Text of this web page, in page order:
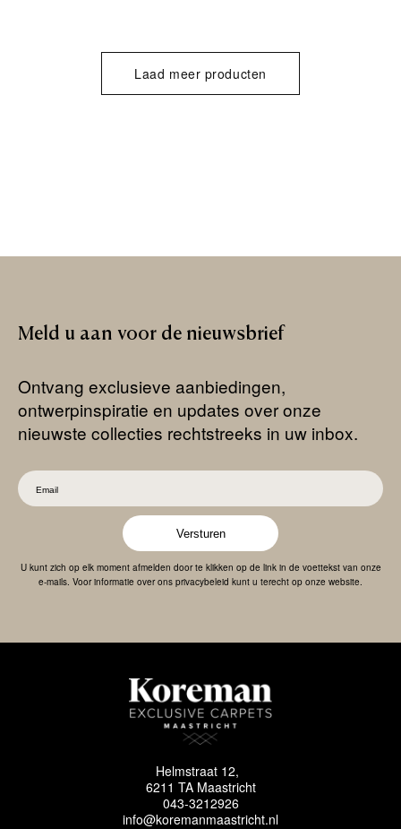
Laad meer producten
Meld u aan voor de nieuwsbrief
Ontvang exclusieve aanbiedingen,
ontwerpinspiratie en updates over onze
nieuwste collecties rechtstreeks in uw inbox.
Versturen
U kunt zich op elk moment afmelden door te klikken op de link in de voettekst van onze
e-mails. Voor informatie over ons privacybeleid kunt u terecht op onze website.
Helmstraat 12,
6211 TA Maastricht
043-3212926
info@koremanmaastricht.nl